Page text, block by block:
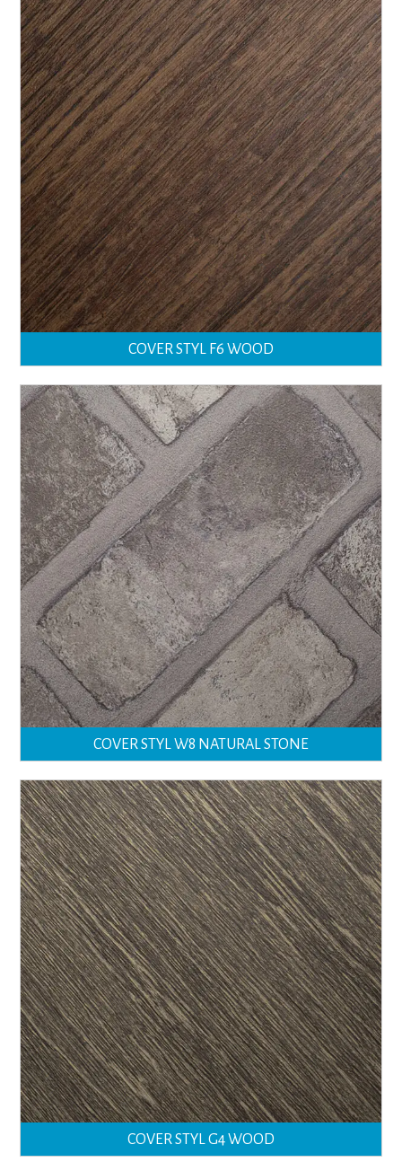
COVER STYL F6 WOOD
COVER STYL W8 NATURAL STONE
COVER STYL G4 WOOD